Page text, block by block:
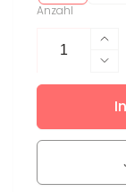
Anzahl
die
für
die
für
T-